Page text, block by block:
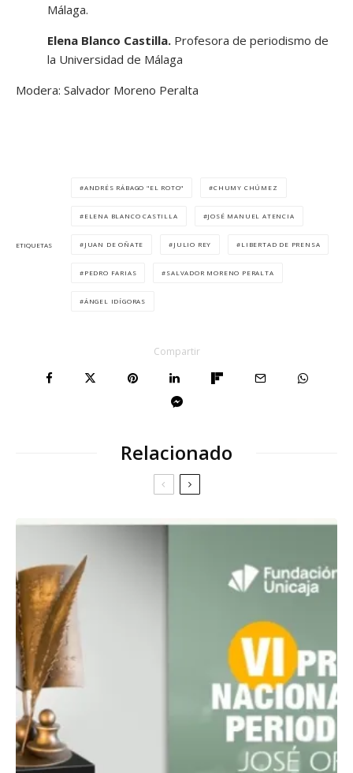
Málaga.
Elena Blanco Castilla. Profesora de periodismo de
la Universidad de Málaga
Modera: Salvador Moreno Peralta
ETIQUETAS
ANDRÉS RÁBAGO "EL ROTO" CHUMY CHÚMEZ
ELENA BLANCO CASTILLA JOSÉ MANUEL ATENCIA
JUAN DE OÑATE JULIO REY LIBERTAD DE PRENSA
PEDRO FARIAS SALVADOR MORENO PERALTA
ÁNGEL IDÍGORAS
Compartir
Relacionado